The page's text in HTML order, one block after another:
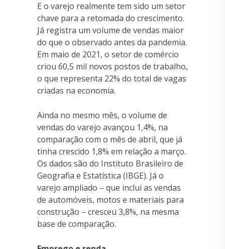
E o varejo realmente tem sido um setor
chave para a retomada do crescimento.
Já registra um volume de vendas maior
do que o observado antes da pandemia.
Em maio de 2021, o setor de comércio
criou 60,5 mil novos postos de trabalho,
o que representa 22% do total de vagas
criadas na economia.
Ainda no mesmo mês, o volume de
vendas do varejo avançou 1,4%, na
comparação com o mês de abril, que já
tinha crescido 1,8% em relação a março.
Os dados são do Instituto Brasileiro de
Geografia e Estatística (IBGE). Já o
varejo ampliado – que inclui as vendas
de automóveis, motos e materiais para
construção – cresceu 3,8%, na mesma
base de comparação.